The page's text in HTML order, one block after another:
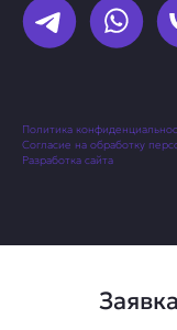
Политика
Согласие на обработку
Разработка сайта